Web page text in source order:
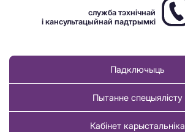
служба тэхнічнай
і кансультацыйнай падтрымкі
Падключыць
Пытанне спецыялісту
Кабінет карыстальніка